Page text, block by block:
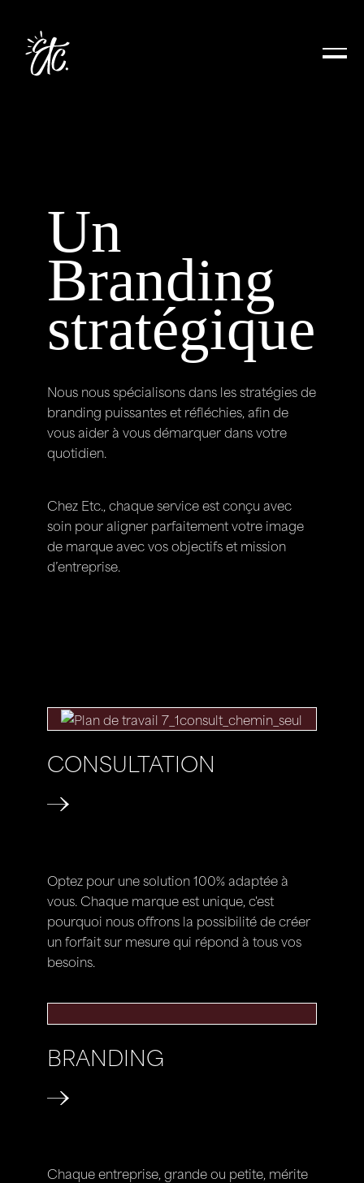
Un
Branding
stratégique
Nous nous spécialisons dans les stratégies de
branding puissantes et réfléchies, afin de
vous aider à vous démarquer dans votre
quotidien.
Chez Etc., chaque service est conçu avec
soin pour aligner parfaitement votre image
de marque avec vos objectifs et mission
d’entreprise.
CONSULTATION
Optez pour une solution 100% adaptée à
vous. Chaque marque est unique, c'est
pourquoi nous offrons la possibilité de créer
un forfait sur mesure qui répond à tous vos
besoins.
BRANDING
Chaque entreprise, grande ou petite, mérite